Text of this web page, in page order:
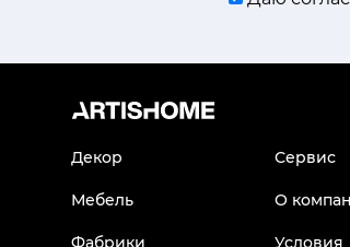
Декор
Мебель
Фабрики
Сервис
О
Условия